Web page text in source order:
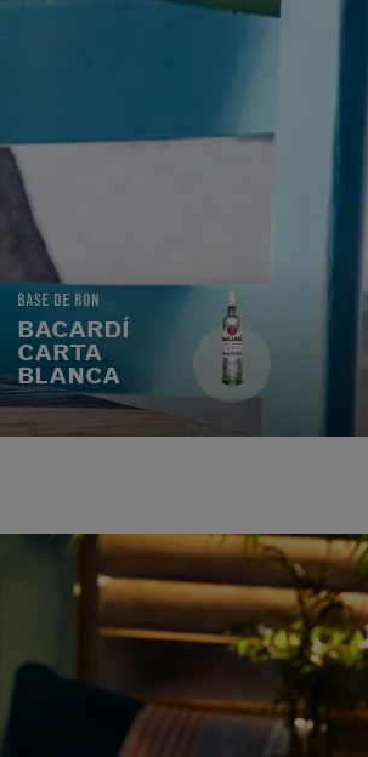
BASE DE RON
BACARDÍ
CARTA
BLANCA